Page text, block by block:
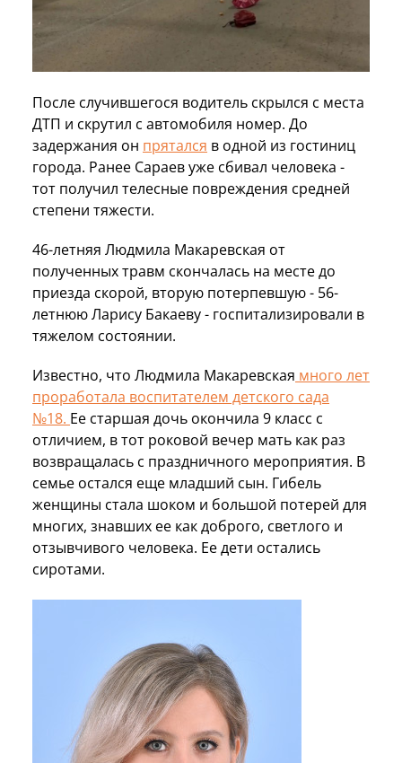
После случившегося водитель скрылся с места
ДТП и скрутил с автомобиля номер. До
задержания он прятался в одной из гостиниц
города. Ранее Сараев уже сбивал человека -
тот получил телесные повреждения средней
степени тяжести.
46-летняя Людмила Макаревская от
полученных травм скончалась на месте до
приезда скорой, вторую потерпевшую - 56-
летнюю Ларису Бакаеву - госпитализировали в
тяжелом состоянии.
Известно, что Людмила Макаревская много лет
проработала воспитателем детского сада
№18. Ее старшая дочь окончила 9 класс с
отличием, в тот роковой вечер мать как раз
возвращалась с праздничного мероприятия. В
семье остался еще младший сын. Гибель
женщины стала шоком и большой потерей для
многих, знавших ее как доброго, светлого и
отзывчивого человека. Ее дети остались
сиротами.